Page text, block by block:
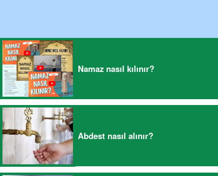
Namaz nasıl kılınır?
Abdest nasıl alınır?